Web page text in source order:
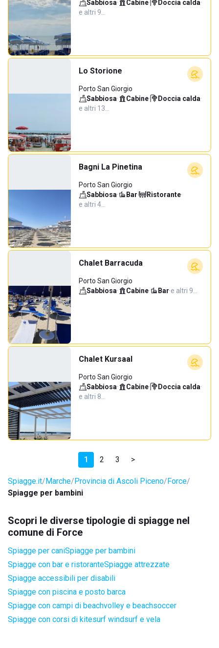
Sabbiosa· Cabine· Doccia calda·
e altri 9…
Lo Storione
Porto San Giorgio
Sabbiosa· Cabine· Doccia calda·
e altri 13…
Bagni La Pinetina
Porto San Giorgio
Sabbiosa· Bar· Ristorante·
e altri 4…
Chalet Barracuda
Porto San Giorgio
Sabbiosa· Cabine· Bar·e altri 9…
Chalet Kursaal
Porto San Giorgio
Sabbiosa· Cabine· Doccia calda·
e altri 8…
1 2 3 >
Spiagge.it Marche Provincia di Ascoli Piceno Force
Spiagge per bambini
Scopri le diverse tipologie di spiagge nel
comune di Force
Spiagge per caniSpiagge per bambini
Spiagge con bar e ristoranteSpiagge attrezzate
Spiagge accessibili per disabili
Spiagge con piscina e posto barca
Spiagge con campi di beachvolley e beachsoccer
Spiagge con corsi di kitesurf windsurf e vela